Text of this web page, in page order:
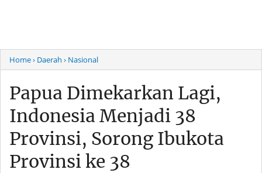
Home› Daerah › Nasional
Papua Dimekarkan Lagi,
Indonesia Menjadi 38
Provinsi, Sorong Ibukota
Provinsi ke 38